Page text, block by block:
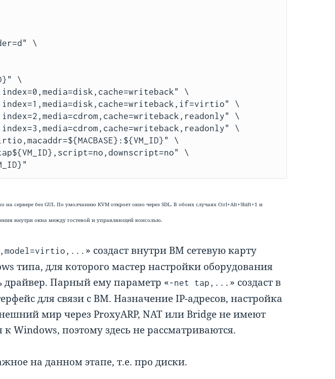
\
\
\
\
\
\
\
\
на сервере без GUI. По умолчанию KVM откроет окно через SDL. В обоих случаях Ctrl+Alt+Shift+1 и
внутри окна между гостевой и управляющей консолью.
» создаст внутри ВМ сетевую карту
типа, для которого мастер настройки оборудования
Парный ему параметр «-net tap,... » создаст в
для связи с ВМ. Назначение IP-адресов, настройка
мир через ProxyARP, NAT или Bridge не имеют
Windows, поэтому здесь не рассматриваются.
на данном этапе, т.е. про диски.